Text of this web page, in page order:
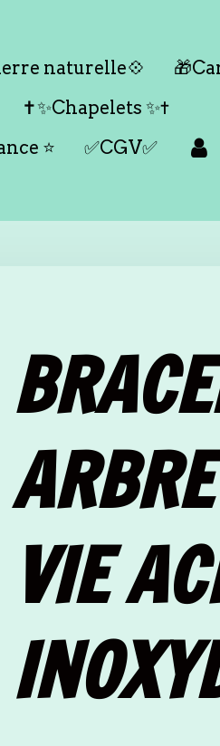
naturelle💠
✝️✨Chapelets ✨✝️
⭐️
✅CGV✅
VIE